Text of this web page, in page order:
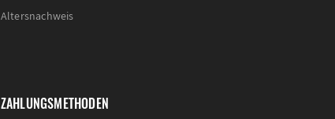
Altersnachweis
ZAHLUNGSMETHODEN